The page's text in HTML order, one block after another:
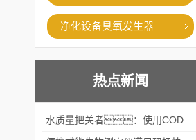
净化设备臭氧发生器
热点新闻